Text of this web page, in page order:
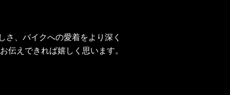
、バイクへの愛着をより深く
伝えできれば嬉しく思います。